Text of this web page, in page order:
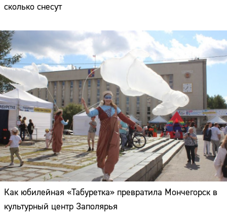
сколько снесут
Как юбилейная «Табуретка» превратила Мончегорск в
культурный центр Заполярья